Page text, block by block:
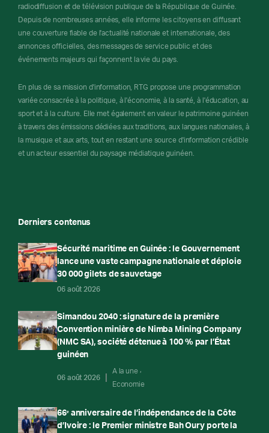
radiodiffusion et de télévision publique de la République de Guinée.
Depuis de nombreuses années, elle informe les citoyens en diffusant
une couverture fiable de l'actualité nationale et internationale, des
annonces officielles, des messages de service public et des
événements majeurs qui façonnent la vie du pays.
En plus de sa mission d'information, RTG propose une programmation
variée consacrée à la politique, à l'économie, à la santé, à l'éducation, au
sport et à la culture. Elle met également en valeur le patrimoine guinéen
à travers des émissions dédiées aux traditions, aux langues nationales, à
la musique et aux arts, tout en restant une source d'information crédible
et un acteur essentiel du paysage médiatique guinéen.
Derniers contenus
Sécurité maritime en Guinée : le Gouvernement
lance une vaste campagne nationale et déploie
30 000 gilets de sauvetage
06 août 2026
Simandou 2040 : signature de la première
Convention minière de Nimba Mining Company
(NMC SA), société détenue à 100 % par l’État
guinéen
06 août 2026
A la une
Economie
66ᵉ anniversaire de l’indépendance de la Côte
d’Ivoire : le Premier ministre Bah Oury porte la